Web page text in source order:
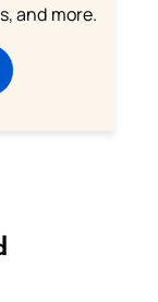
and more.